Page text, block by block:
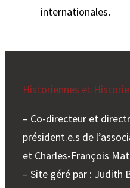
internationales.
Historiennes et
– Co-directeur et
président.e.s de
et Charles-François
– Site géré par : Judith